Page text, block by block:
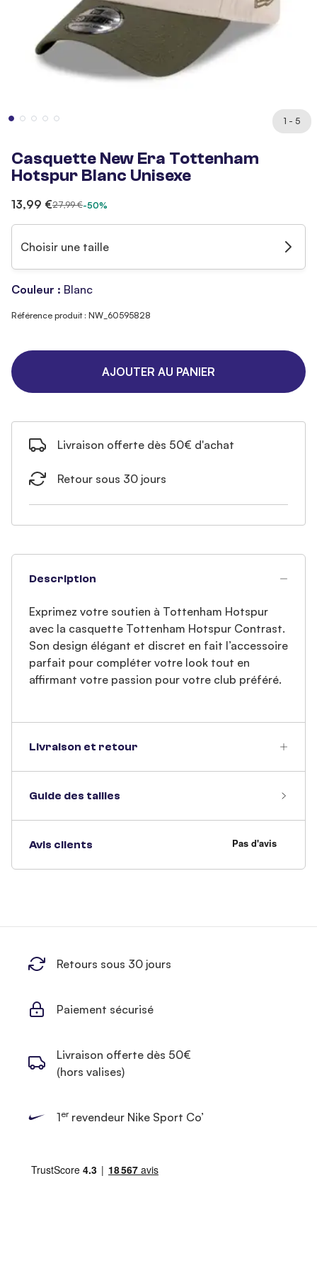
1 - 5
Casquette New Era Tottenham
Hotspur Blanc Unisexe
13,99 €27,99 €-50%
Choisir une taille
Couleur : Blanc
Référence produit : NW_60595828
AJOUTER AU PANIER
Livraison offerte dès 50€ d'achat
Retour sous 30 jours
Description
Exprimez votre soutien à Tottenham Hotspur
avec la casquette Tottenham Hotspur Contrast.
Son design élégant et discret en fait l’accessoire
parfait pour compléter votre look tout en
affirmant votre passion pour votre club préféré.
Livraison et retour
Guide des tailles
Avis clients
Retours sous 30 jours
Paiement sécurisé
Livraison offerte dès 50€
(hors valises)
1errevendeur Nike Sport Co’